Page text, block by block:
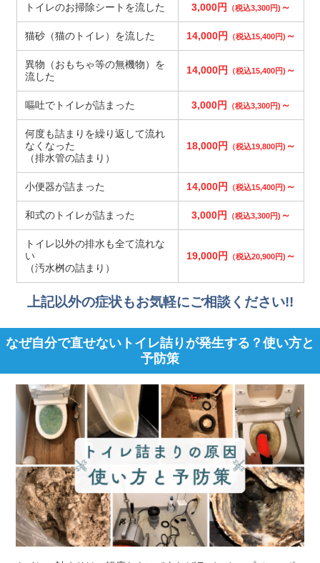
トイレのお掃除シートを流した 3,000円 （税込3,300円) ～
猫砂（猫のトイレ）を流した 14,000円 （税込15,400円) ～
異物（おもちゃ等の無機物）を
流した
14,000円 （税込15,400円) ～
嘔吐でトイレが詰まった 3,000円 （税込3,300円) ～
何度も詰まりを繰り返して流れ
なくなった
（排水管の詰まり）
18,000円 （税込19,800円) ～
小便器が詰まった 14,000円 （税込15,400円) ～
和式のトイレが詰まった 3,000円 （税込3,300円) ～
トイレ以外の排水も全て流れな
い
（汚水桝の詰まり）
19,000円 （税込20,900円) ～
上記以外の症状もお気軽にご相談ください!!
なぜ自分で直せないトイレ詰りが発生する？使い方と
予防策